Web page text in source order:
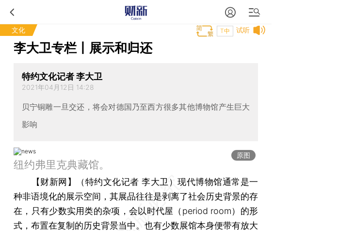
文化 试听
T中
李大卫专栏丨展示和归还
特约文化记者 李大卫
2021年04月12日 14:28
贝宁铜雕一旦交还，将会对德国乃至西方很多其他博物馆产生巨大
影响
原图
纽约弗里克典藏馆。
【财新网】（特约文化记者 李大卫）现代博物馆通常是一
种非语境化的展示空间，其展品往往是剥离了社会历史背景的存
在，只有少数实用类的杂项，会以时代屋（period room）的形
式，布置在复制的历史背景当中。也有少数展馆本身便带有放大